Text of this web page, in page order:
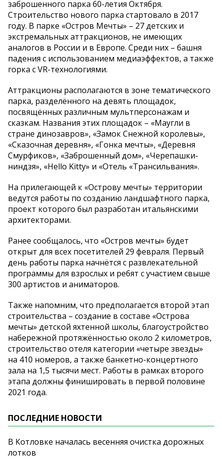
заброшенного парка 60-летия Октября.
Строительство нового парка стартовало в 2017
году. В парке «Остров Мечты» – 27 детских и
экстремальных аттракционов, не имеющих
аналогов в России и в Европе. Среди них – башня
падения с использованием медиаэффектов, а также
горка с VR-технологиями.
Аттракционы располагаются в зоне тематического
парка, разделённого на девять площадок,
посвящённых различным мультперсонажам и
сказкам. Названия этих площадок – «Маугли в
стране динозавров», «Замок Снежной королевы»,
«Сказочная деревня», «Гонка мечты», «Деревня
Смурфиков», «Заброшенный дом», «Черепашки-
ниндзя», «Hello Kitty» и «Отель «Трансильвания».
На прилегающей к «Острову мечты» территории
ведутся работы по созданию ландшафтного парка,
проект которого был разработан итальянскими
архитекторами.
Ранее сообщалось, что «Остров мечты» будет
открыт для всех посетителей 29 февраля. Первый
день работы парка начнётся с развлекательной
программы для взрослых и ребят с участием свыше
300 артистов и аниматоров.
Также напомним, что предполагается второй этап
строительства – создание в составе «Острова
мечты» детской яхтенной школы, благоустройство
набережной протяжённостью около 2 километров,
строительство отеля категории «четыре звезды»
на 410 номеров, а также банкетно-концертного
зала на 1,5 тысячи мест. Работы в рамках второго
этапа должны финишировать в первой половине
2021 года.
ПОСЛЕДНИЕ НОВОСТИ
В Котловке началась весенняя очистка дорожных
лотков